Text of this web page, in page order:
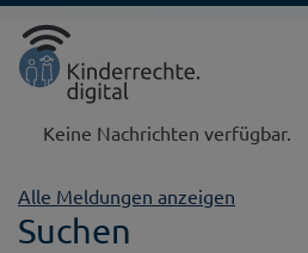
Direkt zur Hauptnavigation springen
Direkt zum Inhalt springen
Startseite
Fokus
Keine Nachrichten verfügbar.
Alle Meldungen anzeigen
Suchen